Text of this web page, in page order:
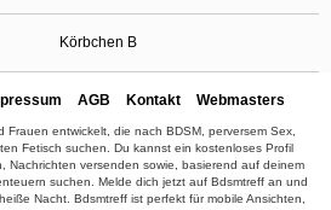
Körbchen B
AGB Kontakt Webmasters
Frauen entwickelt, die nach BDSM, perversem Sex,
Fetisch suchen. Du kannst ein kostenloses Profil
Nachrichten versenden sowie, basierend auf deinem
suchen. Melde dich jetzt auf Bdsmtreff an und
Nacht. Bdsmtreff ist perfekt für mobile Ansichten,